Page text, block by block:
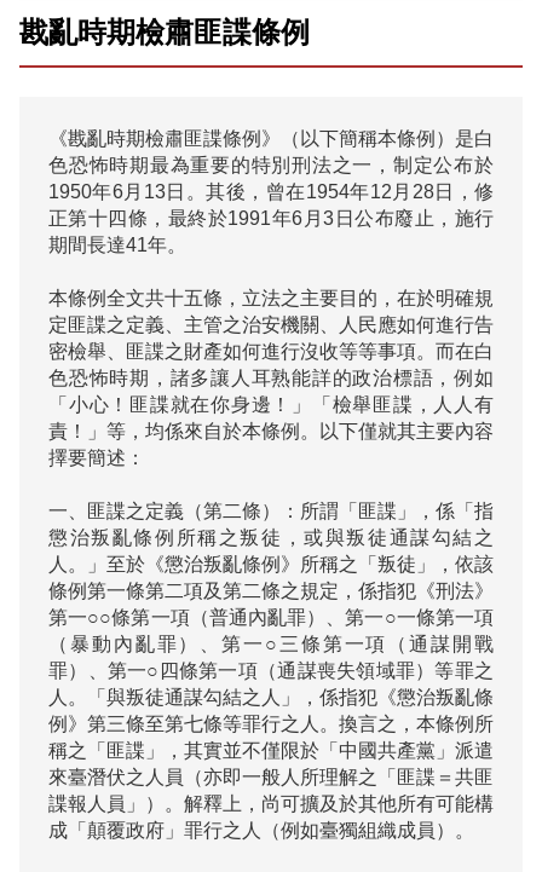
戡亂時期檢肅匪諜條例
《戡亂時期檢肅匪諜條例》（以下簡稱本條例）是白
色恐怖時期最為重要的特別刑法之一，制定公布於
1950年6月13日。其後，曾在1954年12月28日，修
正第十四條，最終於1991年6月3日公布廢止，施行
期間長達41年。
本條例全文共十五條，立法之主要目的，在於明確規
定匪諜之定義、主管之治安機關、人民應如何進行告
密檢舉、匪諜之財產如何進行沒收等等事項。而在白
色恐怖時期，諸多讓人耳熟能詳的政治標語，例如
「小心！匪諜就在你身邊！」「檢舉匪諜，人人有
責！」等，均係來自於本條例。以下僅就其主要內容
擇要簡述：
一、匪諜之定義（第二條）：所謂「匪諜」，係「指
懲治叛亂條例所稱之叛徒，或與叛徒通謀勾結之
人。」至於《懲治叛亂條例》所稱之「叛徒」，依該
條例第一條第二項及第二條之規定，係指犯《刑法》
第一○○條第一項（普通內亂罪）、第一○一條第一項
（暴動內亂罪）、第一○三條第一項（通謀開戰
罪）、第一○四條第一項（通謀喪失領域罪）等罪之
人。「與叛徒通謀勾結之人」，係指犯《懲治叛亂條
例》第三條至第七條等罪行之人。換言之，本條例所
稱之「匪諜」，其實並不僅限於「中國共產黨」派遣
來臺潛伏之人員（亦即一般人所理解之「匪諜＝共匪
諜報人員」）。解釋上，尚可擴及於其他所有可能構
成「顛覆政府」罪行之人（例如臺獨組織成員）。